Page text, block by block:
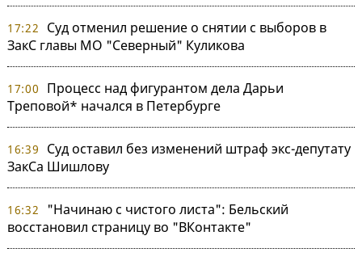
17:22
Суд отменил решение о снятии с выборов в
ЗакС главы МО "Северный" Куликова
17:00
Процесс над фигурантом дела Дарьи
Треповой* начался в Петербурге
16:39
Суд оставил без изменений штраф экс-депутату
ЗакСа Шишлову
16:32
"Начинаю с чистого листа": Бельский
восстановил страницу во "ВКонтакте"